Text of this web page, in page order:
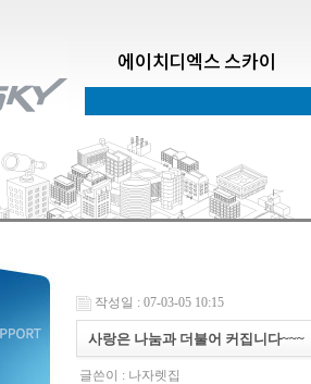
에이치디엑스 스카이
작성일 : 07-03-05 10:15
사랑은 나눔과 더불어 커집니다~~~
글쓴이 : 나자렛집